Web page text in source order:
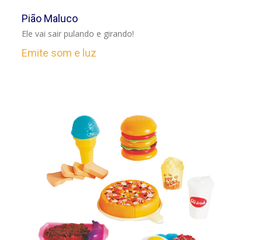
Pião Maluco
Ele vai sair pulando e girando!
Emite som e luz